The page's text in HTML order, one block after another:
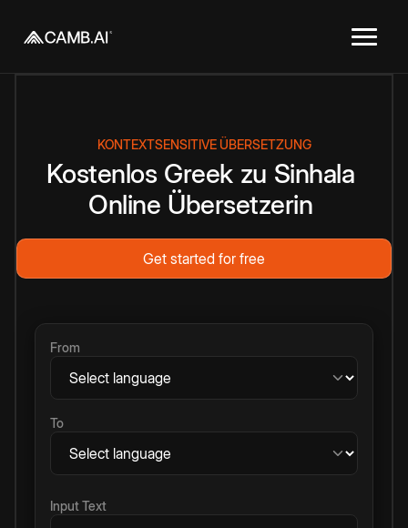
KONTEXTSENSITIVE ÜBERSETZUNG
Kostenlos Greek zu Sinhala
Online Übersetzerin
Get started for free
From
To
Input Text